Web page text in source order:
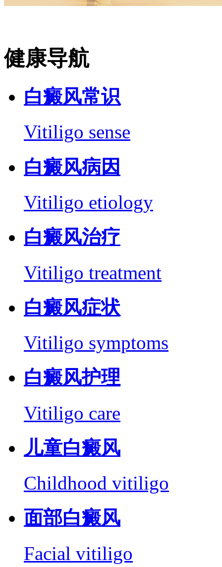
健康导航
白癜风常识
Vitiligo sense
白癜风病因
Vitiligo etiology
白癜风治疗
Vitiligo treatment
白癜风症状
Vitiligo symptoms
白癜风护理
Vitiligo care
儿童白癜风
Childhood vitiligo
面部白癜风
Facial vitiligo